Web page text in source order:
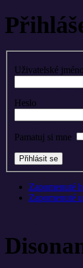
Uživatelské jméno
Heslo
Pamatuj si mne
Zapomenuté
Zapomenuté